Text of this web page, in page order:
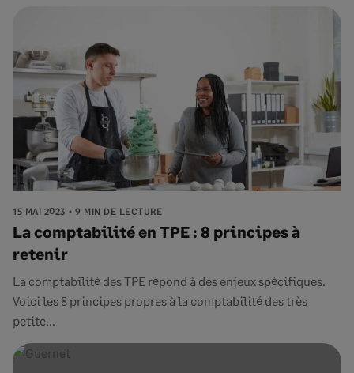
15 MAI 2023 9 MIN DE LECTURE
La comptabilité en TPE : 8 principes à
retenir
La comptabilité des TPE répond à des enjeux spécifiques.
Voici les 8 principes propres à la comptabilité des très
petite...